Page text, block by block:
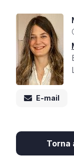
E-mail
Torna